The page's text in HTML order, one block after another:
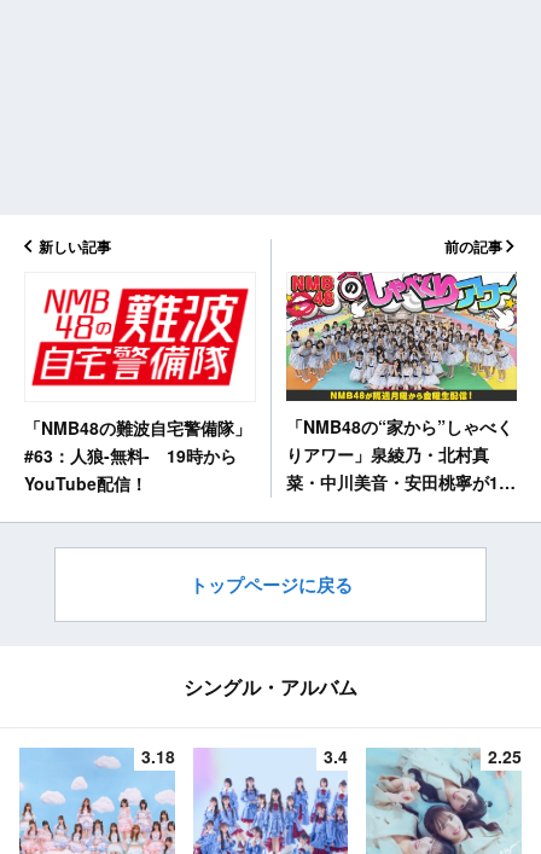
新しい記事
「NMB48の難波自宅警備隊」
#63：人狼-無料- 19時から
YouTube配信！
前の記事
「NMB48の“家から”しゃべく
りアワー」泉綾乃・北村真
菜・中川美音・安田桃寧が17
トップページに戻る
シングル・アルバム
3.18 3.4 2.25